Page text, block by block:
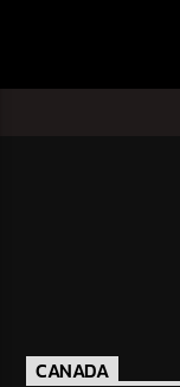
CANADA